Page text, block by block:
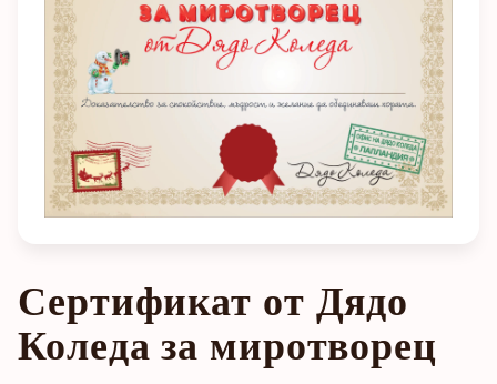
Сертификат от Дядо
Коледа за миротворец